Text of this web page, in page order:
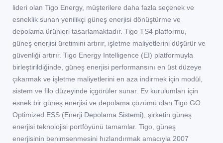
lideri olan Tigo Energy, müşterilere daha fazla seçenek ve
esneklik sunan yenilikçi güneş enerjisi dönüştürme ve
depolama ürünleri tasarlamaktadır. Tigo TS4 platformu,
güneş enerjisi üretimini artırır, işletme maliyetlerini düşürür ve
güvenliği artırır. Tigo Energy Intelligence (EI) platformuyla
birleştirildiğinde, güneş enerjisi performansını en üst düzeye
çıkarmak ve işletme maliyetlerini en aza indirmek için modül,
sistem ve filo düzeyinde içgörüler sunar. Ev kurulumları için
esnek bir güneş enerjisi ve depolama çözümü olan Tigo GO
Optimized ESS (Enerji Depolama Sistemi), şirketin güneş
enerjisi teknolojisi portföyünü tamamlar. Tigo, güneş
enerjisinin benimsenmesini hızlandırmak amacıyla 2007